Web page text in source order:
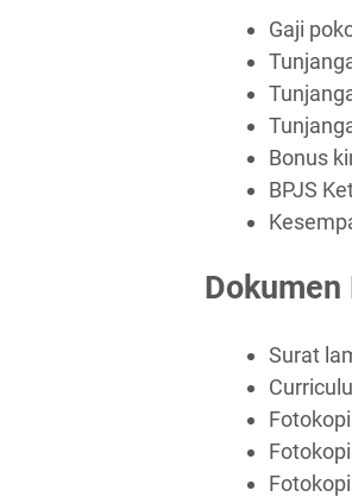
Gaji
Bonus
BPJS
Dokumen
Surat
Fotokopi